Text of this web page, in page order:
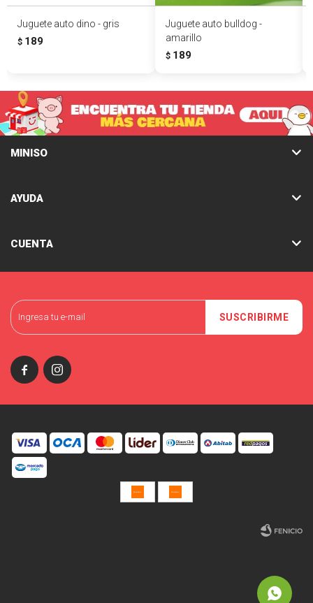
Juguete auto dino - gris
$ 189
Juguete auto bulldog -
amarillo
$ 189
SUSCRIBIRME
 
MINISO
AYUDA
CUENTA